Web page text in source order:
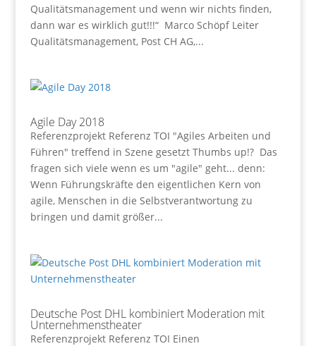
Qualitätsmanagement und wenn wir nichts finden,
dann war es wirklich gut!!!“ Marco Schöpf Leiter
Qualitätsmanagement, Post CH AG,...
Agile Day 2018
Referenzprojekt Referenz TOI "Agiles Arbeiten und
Führen" treffend in Szene gesetzt Thumbs up!? Das
fragen sich viele wenn es um "agile" geht... denn:
Wenn Führungskräfte den eigentlichen Kern von
agile, Menschen in die Selbstverantwortung zu
bringen und damit größer...
Deutsche Post DHL kombiniert Moderation mit
Unternehmenstheater
Referenzprojekt Referenz TOI Einen